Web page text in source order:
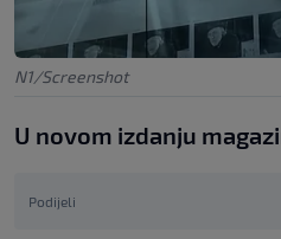
N1/Screenshot
U novom izdanju
Podijeli